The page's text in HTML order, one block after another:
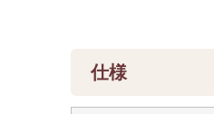
仕様